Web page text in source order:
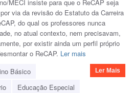
MECI insiste para que o ReCAP seja
via da revisão do Estatuto da Carreira
do qual os professores nunca
no atual contexto, nem precisavam,
por existir ainda um perfil próprio
o ReCAP. Ler mais
Básico
Educação Especial
Ler Mais